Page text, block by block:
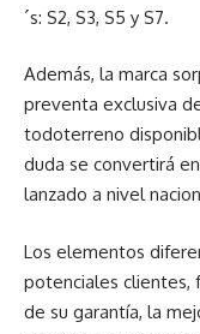
´s: S2, S3, S5 y S7.
Además, la marca
preventa exclusiva
todoterreno
duda se convertirá
lanzado a nivel
Los elementos
potenciales clientes,
de su garantía, la